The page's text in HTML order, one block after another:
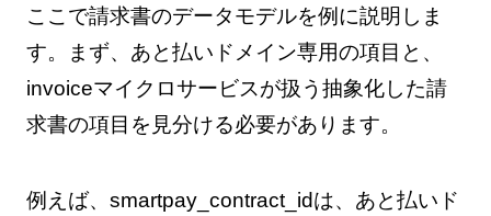
ここで請求書のデータモデルを例に説明しま
す。まず、あと払いドメイン専用の項目と、
invoiceマイクロサービスが扱う抽象化した請
求書の項目を見分ける必要があります。
例えば、smartpay_contract_idは、あと払いド